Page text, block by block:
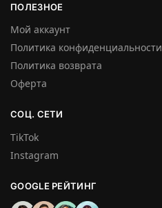
ПОЛЕЗНОЕ
Мой аккаунт
Политика конфиденциальности
Политика возврата
Оферта
СОЦ. СЕТИ
TikTok
Instagram
GOOGLE РЕЙТИНГ